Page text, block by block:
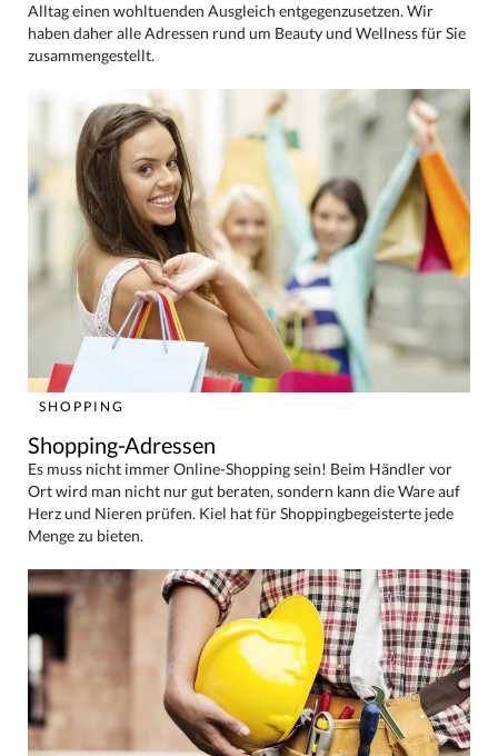
Alltag einen wohltuenden Ausgleich entgegenzusetzen. Wir
haben daher alle Adressen rund um Beauty und Wellness für Sie
zusammengestellt.
SHOPPING
Shopping-Adressen
Es muss nicht immer Online-Shopping sein! Beim Händler vor
Ort wird man nicht nur gut beraten, sondern kann die Ware auf
Herz und Nieren prüfen. Kiel hat für Shoppingbegeisterte jede
Menge zu bieten.